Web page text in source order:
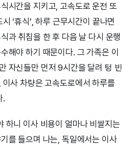
시간을 지키고, 고속도로 운전 또
‘휴식’, 하루 근무시간이 끝나면
과 취침을 한 후 다음 날 다시 운행
해야 하기 때문이다. 그 가족은 이
자신들만 먼저 9시간을 달려 텅 빈
사 차량은 고속도로에서 하루를
.
하니 이사 비용이 얼마나 비쌀지는
를 들으며 나는, 독일에서는 이사